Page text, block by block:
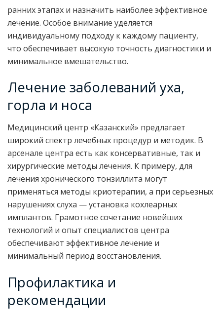
ранних этапах и назначить наиболее эффективное
лечение. Особое внимание уделяется
индивидуальному подходу к каждому пациенту,
что обеспечивает высокую точность диагностики и
минимальное вмешательство.
Лечение заболеваний уха,
горла и носа
Медицинский центр «Казанский» предлагает
широкий спектр лечебных процедур и методик. В
арсенале центра есть как консервативные, так и
хирургические методы лечения. К примеру, для
лечения хронического тонзиллита могут
применяться методы криотерапии, а при серьезных
нарушениях слуха — установка кохлеарных
имплантов. Грамотное сочетание новейших
технологий и опыт специалистов центра
обеспечивают эффективное лечение и
минимальный период восстановления.
Профилактика и
рекомендации